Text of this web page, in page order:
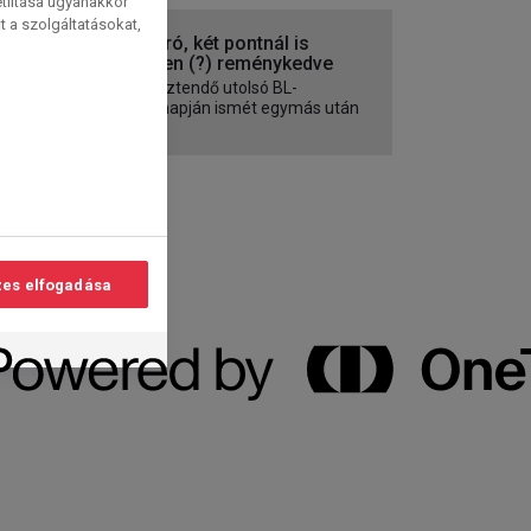
Évzáró, két pontnál is
többen (?) reménykedve
Az esztendő utolsó BL-
játéknapján ismét egymás után
a szolgáltatásokat,
elfogadása